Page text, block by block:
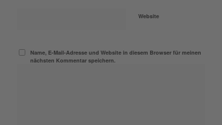
Website
Name, E-Mail-Adresse und Website in diesem Browser für meinen
nächsten Kommentar speichern.